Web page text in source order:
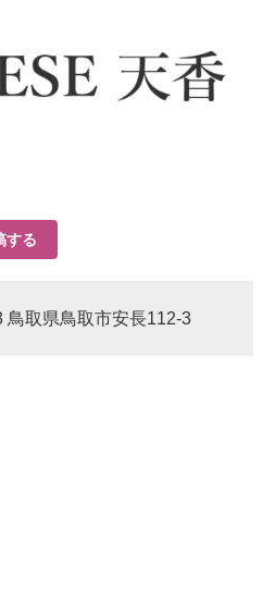
する
鳥取県鳥取市安長112-3